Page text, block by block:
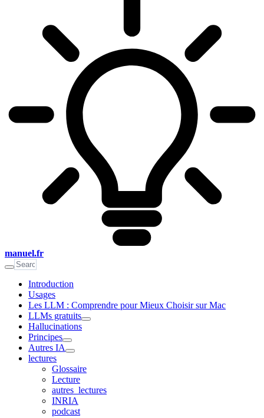
manuel.fr
Introduction
Usages
Les LLM : Comprendre pour Mieux Choisir sur Mac
LLMs gratuits
Hallucinations
Principes
Autres IA
lectures
Glossaire
Lecture
autres_lectures
INRIA
podcast